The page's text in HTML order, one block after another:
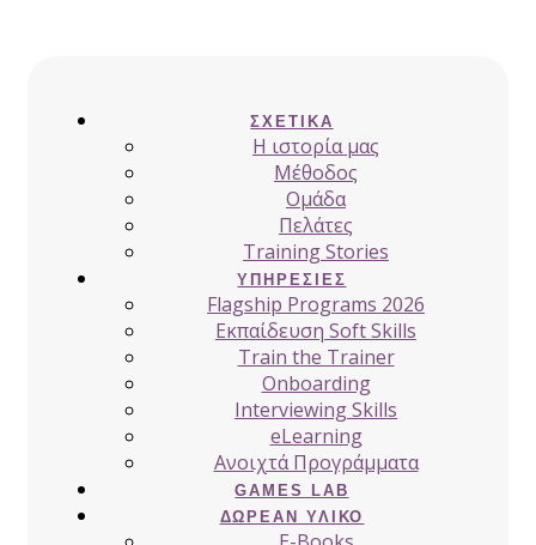
ΣΧΕΤΙΚΆ
H ιστορία μας
Μέθοδος
Ομάδα
Πελάτες
Training Stories
ΥΠΗΡΕΣΊΕΣ
Flagship Programs 2026
Εκπαίδευση Soft Skills
Train the Trainer
Onboarding
Interviewing Skills
eLearning
Ανοιχτά Προγράμματα
GAMES LAB
ΔΩΡΕΆΝ ΥΛΙΚΌ